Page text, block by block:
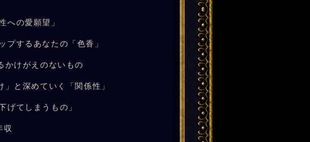
への愛願望」
するあなたの「色香」
かけがえのないもの
」と深めていく「関係性」
げてしまうもの」
収